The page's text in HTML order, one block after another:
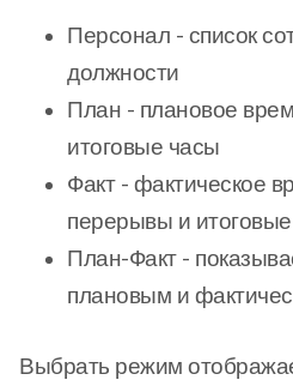
Персонал - список
должности
План - плановое
итоговые часы
Факт - фактическое
перерывы и
План-Факт -
плановым и
Выбрать режим